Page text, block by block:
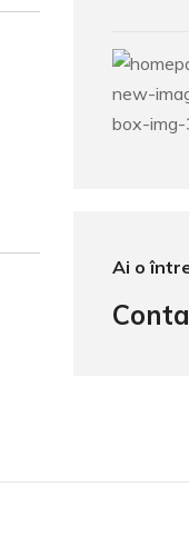
Ai o